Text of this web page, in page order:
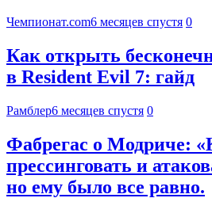
Чемпионат.com6 месяцев спустя 0
Как открыть
в Resident Evil 7: гайд
Рамблер6 месяцев спустя 0
Фабрегас о Модриче:
прессинговать и
но ему было все равно.